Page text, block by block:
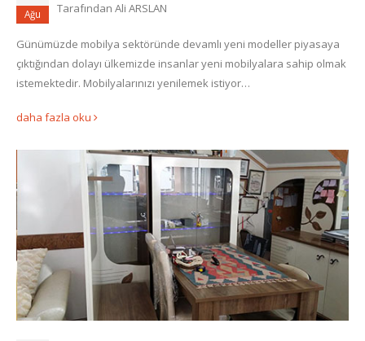
Ağu Tarafından Ali ARSLAN
Günümüzde mobilya sektöründe devamlı yeni modeller piyasaya
çıktığından dolayı ülkemizde insanlar yeni mobilyalara sahip olmak
istemektedir. Mobilyalarınızı yenilemek istiyor…
daha fazla oku